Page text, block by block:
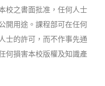
校之書面批准，任何人士
開用途。課程部可在任何
士的許可，而不作事先通
何損害本校版權及知識產